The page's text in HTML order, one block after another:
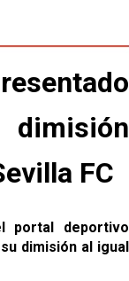
la opción 'A'
por la mala
LaLiga
paso adelante
FC
portal deportivo
dimisión al igual